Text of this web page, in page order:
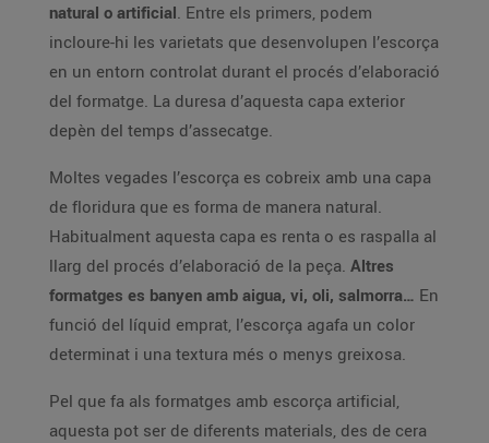
natural o artificial. Entre els primers, podem
incloure-hi les varietats que desenvolupen l’escorça
en un entorn controlat durant el procés d’elaboració
del formatge. La duresa d’aquesta capa exterior
depèn del temps d’assecatge.
Moltes vegades l’escorça es cobreix amb una capa
de floridura que es forma de manera natural.
Habitualment aquesta capa es renta o es raspalla al
llarg del procés d’elaboració de la peça. Altres
formatges es banyen amb aigua, vi, oli, salmorra… En
funció del líquid emprat, l’escorça agafa un color
determinat i una textura més o menys greixosa.
Pel que fa als formatges amb escorça artificial,
aquesta pot ser de diferents materials, des de cera